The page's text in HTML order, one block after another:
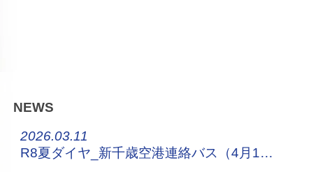
NEWS
2026.03.11
R8夏ダイヤ_新千歳空港連絡バス（4月1日～）